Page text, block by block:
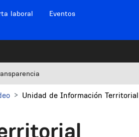
laboral Eventos
Unidad de Información Territorial